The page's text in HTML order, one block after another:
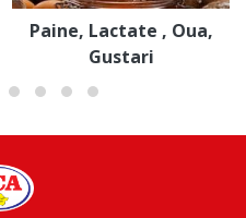
Paine, Lactate , Oua,
Gustari